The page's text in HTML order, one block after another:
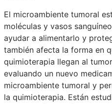
El microambiente tumoral
moléculas y vasos
ayudar a alimentarlo y
también afecta la forma en
quimioterapia llegan al
evaluando un nuevo
microambiente tumoral y
la quimioterapia. Están